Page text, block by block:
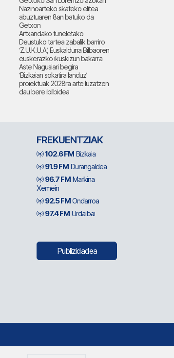
Nazinoarteko skateko elitea
abuztuaren 8an batuko da
Getxon
Artxandako tuneletako
Deustuko tartea zabalik barriro
‘Z.U.K.U.A.’, Euskalduna Bilbaoren
euskerazko ikuskizun bakarra
Aste Nagusiari begira
‘Bizkaian sokatira landuz’
proiektuak 2028ra arte luzatzen
dau bere ibilbidea
FREKUENTZIAK
102.6 FM Bizkaia
91.9 FM Durangaldea
96.7 FM Markina
Xemein
92.5 FMOndarroa
97.4 FM Urdaibai
Publizidadea